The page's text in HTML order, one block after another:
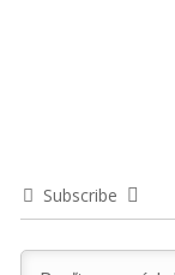
Subscribe